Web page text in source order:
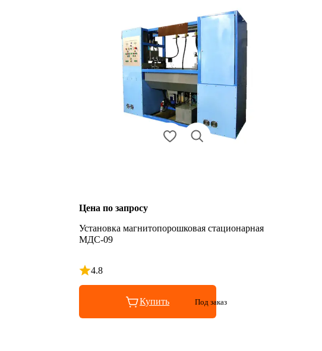
Цена по запросу
Установка магнитопорошковая стационарная
МДС-09
4.8
Рейтинг 4.8 из 5
Купить Под заказ